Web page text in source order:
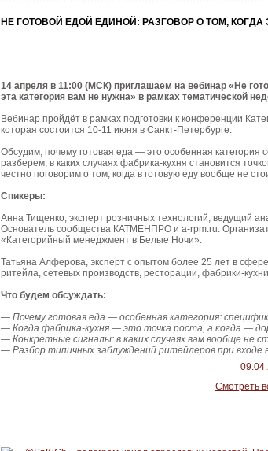
НЕ ГОТОВОЙ ЕДОЙ ЕДИНОЙ: РАЗГОВОР О ТОМ,
14 апреля в 11:00 (МСК) приглашаем на вебинар «Не
эта категория вам не нужна» в рамках тематической
Вебинар пройдёт в рамках подготовки к конференции
которая состоится 10-11 июня в Санкт-Петербурге.
Обсудим, почему готовая еда — это особенная категория
разберем, в каких случаях фабрика-кухня становится
честно поговорим о том, когда в готовую еду вообще не
Спикеры:
Анна Тищенко, эксперт розничных технологий, ведущий
Основатель сообщества КАТМЕНПРО и а-rpm.ru.
«Категорийный менеджмент в Белые Ночи».
Татьяна Алферова, эксперт с опытом более 25 лет в
ритейла, сетевых производств, ресторации, фабрики-
Что будем обсуждать:
— Почему готовая еда — особенная категория:
— Когда фабрика-кухня — это точка роста, а когда —
— Конкретные сигналы: в каких случаях вам вообще не
— Разбор типичных заблуждений ритейлеров при входе
Смотреть